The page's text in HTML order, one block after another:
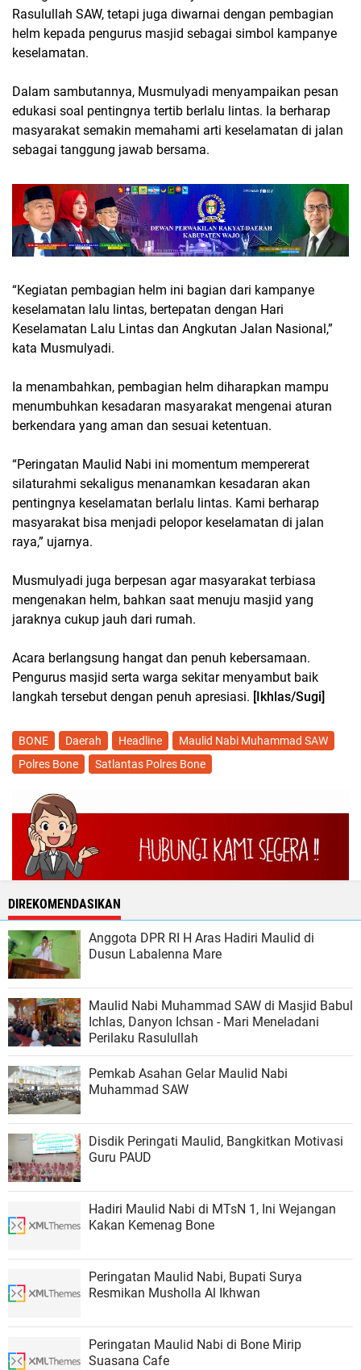
Rasulullah SAW, tetapi juga diwarnai dengan pembagian
helm kepada pengurus masjid sebagai simbol kampanye
keselamatan.
Dalam sambutannya, Musmulyadi menyampaikan pesan
edukasi soal pentingnya tertib berlalu lintas. Ia berharap
masyarakat semakin memahami arti keselamatan di jalan
sebagai tanggung jawab bersama.
“Kegiatan pembagian helm ini bagian dari kampanye
keselamatan lalu lintas, bertepatan dengan Hari
Keselamatan Lalu Lintas dan Angkutan Jalan Nasional,”
kata Musmulyadi.
Ia menambahkan, pembagian helm diharapkan mampu
menumbuhkan kesadaran masyarakat mengenai aturan
berkendara yang aman dan sesuai ketentuan.
“Peringatan Maulid Nabi ini momentum mempererat
silaturahmi sekaligus menanamkan kesadaran akan
pentingnya keselamatan berlalu lintas. Kami berharap
masyarakat bisa menjadi pelopor keselamatan di jalan
raya,” ujarnya.
Musmulyadi juga berpesan agar masyarakat terbiasa
mengenakan helm, bahkan saat menuju masjid yang
jaraknya cukup jauh dari rumah.
Acara berlangsung hangat dan penuh kebersamaan.
Pengurus masjid serta warga sekitar menyambut baik
langkah tersebut dengan penuh apresiasi. [Ikhlas/Sugi]
BONE Daerah Headline
Maulid Nabi Muhammad SAW
Polres Bone
Satlantas Polres Bone
DIREKOMENDASIKAN
Anggota DPR RI H Aras Hadiri Maulid di
Dusun Labalenna Mare
Maulid Nabi Muhammad SAW di Masjid Babul
Ichlas, Danyon Ichsan - Mari Meneladani
Perilaku Rasulullah
Pemkab Asahan Gelar Maulid Nabi
Muhammad SAW
Disdik Peringati Maulid, Bangkitkan Motivasi
Guru PAUD
Hadiri Maulid Nabi di MTsN 1, Ini Wejangan
Kakan Kemenag Bone
Peringatan Maulid Nabi, Bupati Surya
Resmikan Musholla Al Ikhwan
Peringatan Maulid Nabi di Bone Mirip
Suasana Cafe